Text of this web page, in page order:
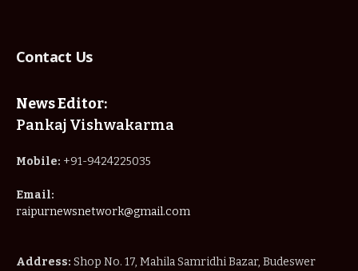
Contact Us
News Editor:
Pankaj Vishwakarma
Mobile: +91-9424225035
Email:
raipurnewsnetwork@gmail.com
Address: Shop No. 17, Mahila Samridhi Bazar, Budeswer